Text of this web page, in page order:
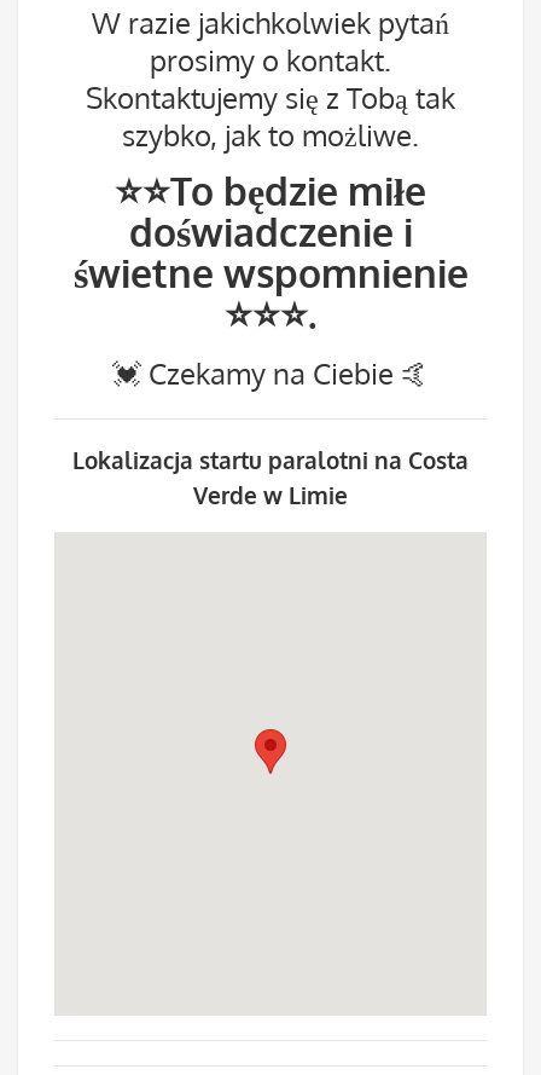
W razie jakichkolwiek pytań
prosimy o kontakt.
Skontaktujemy się z Tobą tak
szybko, jak to możliwe.
⭐⭐To będzie miłe
doświadczenie i
świetne wspomnienie
⭐⭐⭐.
💓 Czekamy na Ciebie 🤙
Lokalizacja startu paralotni na Costa
Verde w Limie